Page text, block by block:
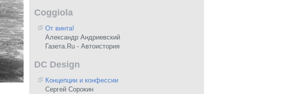
Coggiola
От винта!
Александр Андриевский
Газета.Ru - Автоистория
DC Design
Концепции и конфессии
Сергей Сорокин